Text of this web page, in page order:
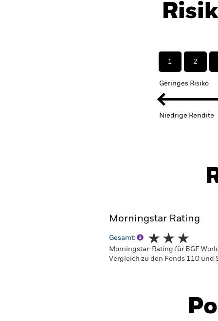
1 2
Geringes Risiko
Niedrige Rendite
Morningstar Rating
Gesamt:
Morningstar-Rating für BGF
Vergleich zu den Fonds 110 und